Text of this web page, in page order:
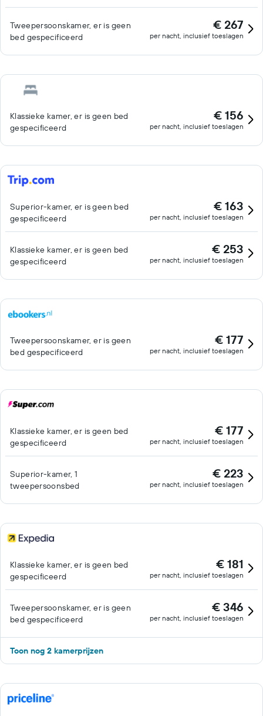
Tweepersoonskamer, er is geen
bed gespecificeerd
€ 267
per nacht, inclusief toeslagen
Klassieke kamer, er is geen bed
gespecificeerd
€ 156
per nacht, inclusief toeslagen
Superior-kamer, er is geen bed
gespecificeerd
€ 163
per nacht, inclusief toeslagen
Klassieke kamer, er is geen bed
gespecificeerd
€ 253
per nacht, inclusief toeslagen
Tweepersoonskamer, er is geen
bed gespecificeerd
€ 177
per nacht, inclusief toeslagen
Klassieke kamer, er is geen bed
gespecificeerd
€ 177
per nacht, inclusief toeslagen
Superior-kamer, 1
tweepersoonsbed
€ 223
per nacht, inclusief toeslagen
Klassieke kamer, er is geen bed
gespecificeerd
€ 181
per nacht, inclusief toeslagen
Tweepersoonskamer, er is geen
bed gespecificeerd
€ 346
per nacht, inclusief toeslagen
Toon nog 2 kamerprijzen